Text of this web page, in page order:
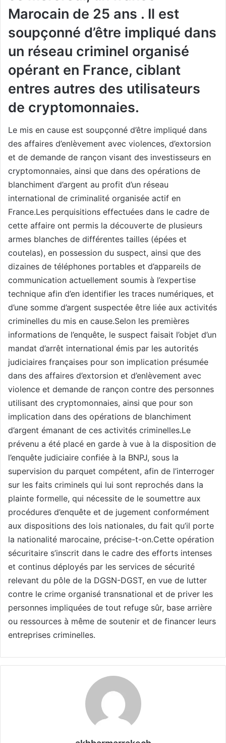
Marocain de 25 ans . Il est
soupçonné d’être impliqué dans
un réseau criminel organisé
opérant en France, ciblant
entres autres des utilisateurs
de cryptomonnaies.
Le mis en cause est soupçonné d’être impliqué dans
des affaires d’enlèvement avec violences, d’extorsion
et de demande de rançon visant des investisseurs en
cryptomonnaies, ainsi que dans des opérations de
blanchiment d’argent au profit d’un réseau
international de criminalité organisée actif en
France.Les perquisitions effectuées dans le cadre de
cette affaire ont permis la découverte de plusieurs
armes blanches de différentes tailles (épées et
coutelas), en possession du suspect, ainsi que des
dizaines de téléphones portables et d’appareils de
communication actuellement soumis à l’expertise
technique afin d’en identifier les traces numériques, et
d’une somme d’argent suspectée être liée aux activités
criminelles du mis en cause.Selon les premières
informations de l’enquête, le suspect faisait l’objet d’un
mandat d’arrêt international émis par les autorités
judiciaires françaises pour son implication présumée
dans des affaires d’extorsion et d’enlèvement avec
violence et demande de rançon contre des personnes
utilisant des cryptomonnaies, ainsi que pour son
implication dans des opérations de blanchiment
d’argent émanant de ces activités criminelles.Le
prévenu a été placé en garde à vue à la disposition de
l’enquête judiciaire confiée à la BNPJ, sous la
supervision du parquet compétent, afin de l’interroger
sur les faits criminels qui lui sont reprochés dans la
plainte formelle, qui nécessite de le soumettre aux
procédures d’enquête et de jugement conformément
aux dispositions des lois nationales, du fait qu’il porte
la nationalité marocaine, précise-t-on.Cette opération
sécuritaire s’inscrit dans le cadre des efforts intenses
et continus déployés par les services de sécurité
relevant du pôle de la DGSN-DGST, en vue de lutter
contre le crime organisé transnational et de priver les
personnes impliquées de tout refuge sûr, base arrière
ou ressources à même de soutenir et de financer leurs
entreprises criminelles.